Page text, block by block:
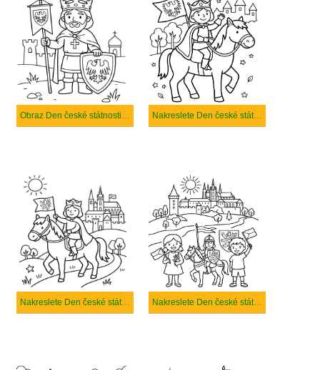
Obraz Den české státnosti zdarma Nakreslete Den české státnosti zdarma snadný tisknutelné
Nakreslete Den české státnosti základní tisknutelné Nakreslete Den české státnosti prostý